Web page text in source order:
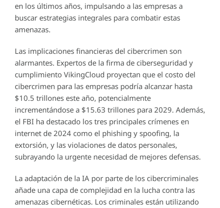
en los últimos años, impulsando a las empresas a
buscar estrategias integrales para combatir estas
amenazas.
Las implicaciones financieras del cibercrimen son
alarmantes. Expertos de la firma de ciberseguridad y
cumplimiento VikingCloud proyectan que el costo del
cibercrimen para las empresas podría alcanzar hasta
$10.5 trillones este año, potencialmente
incrementándose a $15.63 trillones para 2029. Además,
el FBI ha destacado los tres principales crímenes en
internet de 2024 como el phishing y spoofing, la
extorsión, y las violaciones de datos personales,
subrayando la urgente necesidad de mejores defensas.
La adaptación de la IA por parte de los cibercriminales
añade una capa de complejidad en la lucha contra las
amenazas cibernéticas. Los criminales están utilizando